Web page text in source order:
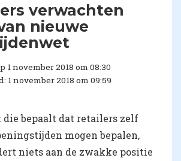
verwachten
nieuwe
1 november 2018 om 08:30
1 november 2018 om 09:59
die bepaalt dat retailers zelf
mogen bepalen,
niets aan de zwakke positie